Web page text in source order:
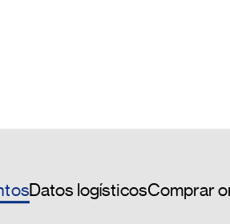
Datos logísticosComprar